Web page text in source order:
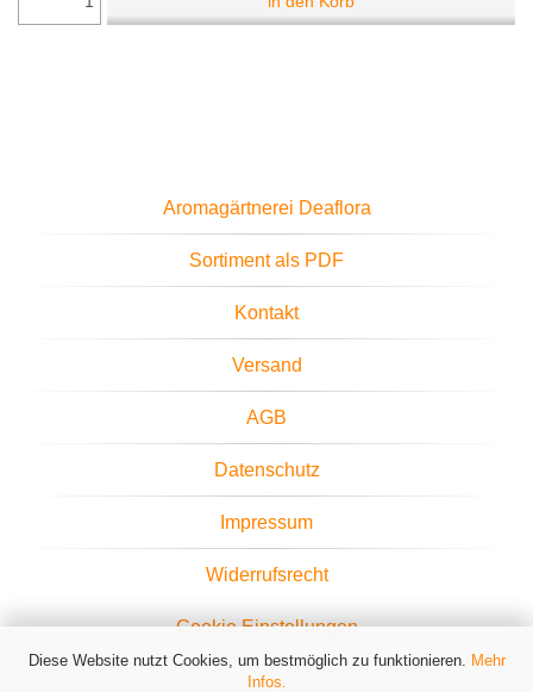
Diese Website nutzt Cookies, um bestmöglich zu funktionieren. Mehr
Infos.
Aromagärtnerei Deaflora
Sortiment als PDF
Kontakt
Versand
AGB
Datenschutz
Impressum
Widerrufsrecht
Cookie Einstellungen